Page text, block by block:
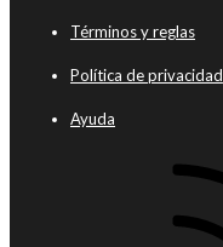
Términos y reglas
Política de privacidad
Ayuda